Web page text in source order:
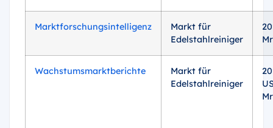
Marktforschungsintelligenz
Markt für
Edelstahlreiniger
Wachstumsmarktberichte
Markt für
Edelstahlreiniger